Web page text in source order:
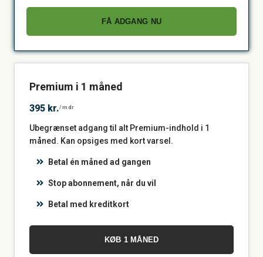
FÅ ADGANG NU
Premium i 1 måned
395 kr./mdr
Ubegrænset adgang til alt Premium-indhold i 1
måned. Kan opsiges med kort varsel.
Betal én måned ad gangen
Stop abonnement, når du vil
Betal med kreditkort
KØB 1 MÅNED